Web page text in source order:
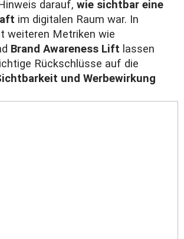
darauf, wie sichtbar eine
im digitalen Raum war. In
weiteren Metriken wie
Brand Awareness Lift lassen
Rückschlüsse auf die
und Werbewirkung